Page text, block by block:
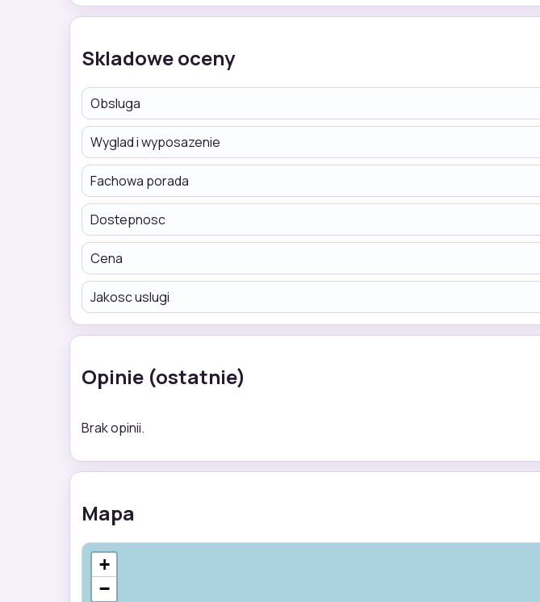
Skladowe oceny
Obsluga
Wyglad i wyposazenie
Fachowa porada
Dostepnosc
Cena
Jakosc uslugi
Opinie (ostatnie)
Brak opinii.
Mapa
+
−